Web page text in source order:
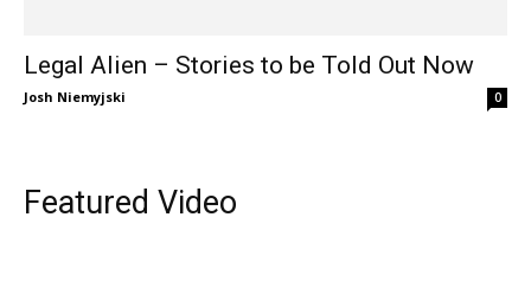
Legal Alien – Stories to be Told Out Now
Josh Niemyjski 0
Featured Video